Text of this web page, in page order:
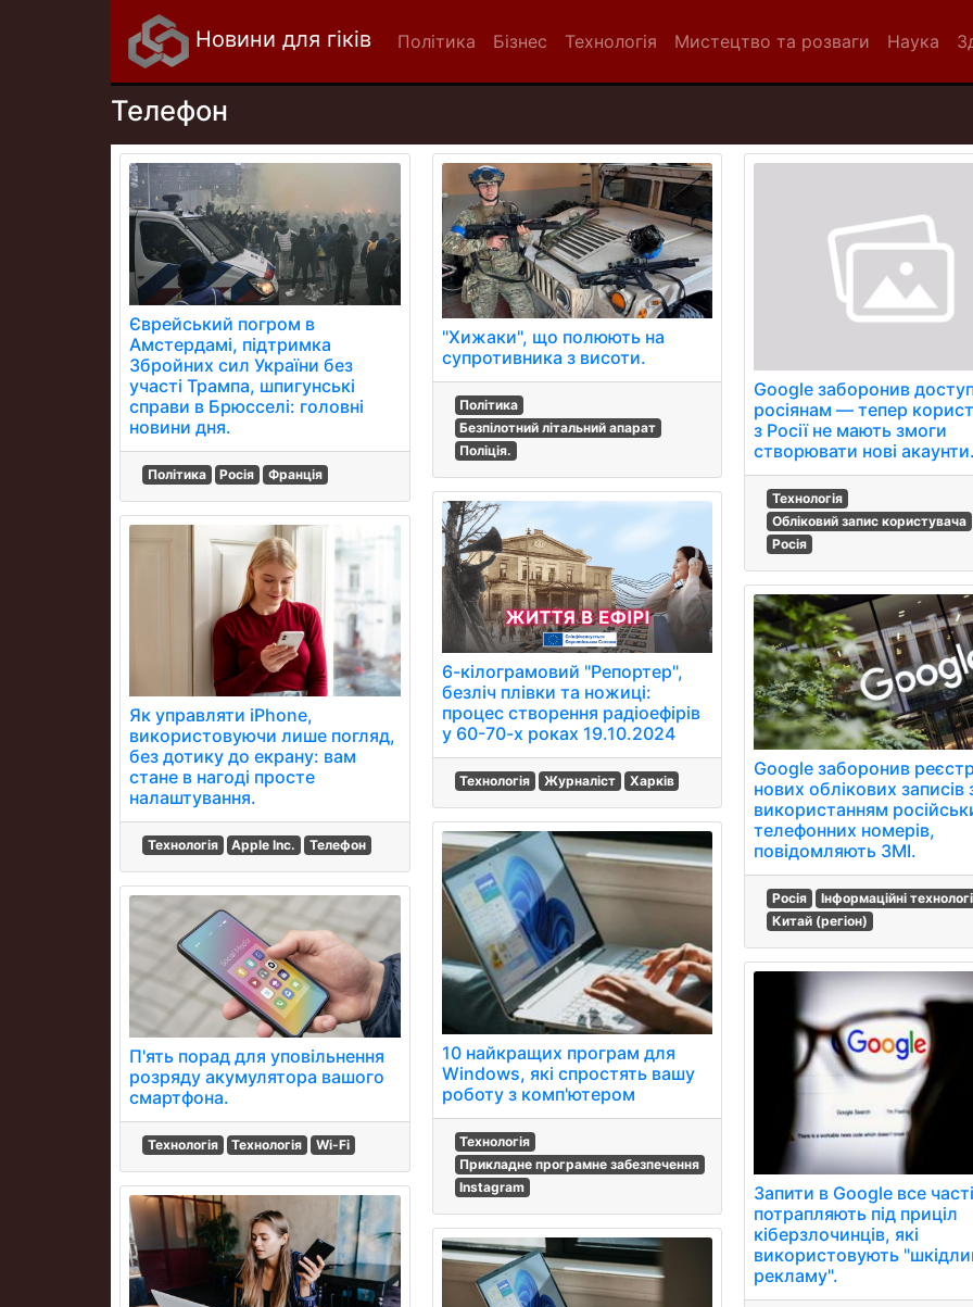
Новини для гіків Політика Бізнес Технологія Мистецтво та розваги Наука
Телефон
Єврейський погром в
Амстердамі, підтримка
Збройних сил України без
участі Трампа, шпигунські
справи в Брюсселі: головні
новини дня.
Політика Росія Франція
Як управляти iPhone,
використовуючи лише погляд,
без дотику до екрану: вам
стане в нагоді просте
налаштування.
Технологія Apple Inc. Телефон
П'ять порад для уповільнення
розряду акумулятора вашого
смартфона.
Технологія Технологія Wi-Fi
"Хижаки", що полюють на
супротивника з висоти.
Політика
Безпілотний літальний апарат
Поліція.
6-кілограмовий "Репортер",
безліч плівки та ножиці:
процес створення радіоефірів
у 60-70-х роках 19.10.2024
Технологія Журналіст Харків
10 найкращих програм для
Windows, які спростять вашу
роботу з комп'ютером
Технологія
Прикладне програмне забезпечення
Instagram
Google заборонив
росіянам — тепер
з Росії не мають змоги
створювати нові
Технологія
Обліковий запис користувача
Росія
Google заборонив
нових облікових записів
використанням
телефонних номерів,
повідомляють ЗМІ.
Росія
Інформаційні
Китай (регіон)
Запити в Google все
потрапляють під приціл
кіберзлочинців, які
використовують
рекламу".